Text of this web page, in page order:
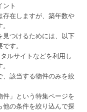
ト
在しますが、築年数や
つけるためには、以下
す。
ルサイトなどを利用し
該当する物件のみを絞
」という特集ページを
の条件を絞り込んで探